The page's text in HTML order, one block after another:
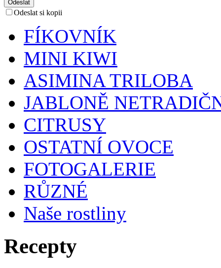
Odeslat
Odeslat si kopii
FÍKOVNÍK
MINI KIWI
ASIMINA TRILOBA
JABLONĚ
CITRUSY
OSTATNÍ OVOCE
FOTOGALERIE
RŮZNÉ
Naše rostliny
Recepty